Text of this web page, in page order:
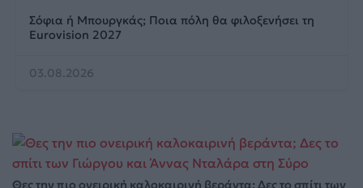
Σόφια ή Μπουργκάς; Ποια πόλη θα φιλοξενήσει τη
Eurovision 2027
03.08.2026
Θες την πιο ονειρική καλοκαιρινή βεράντα; Δες το σπίτι των